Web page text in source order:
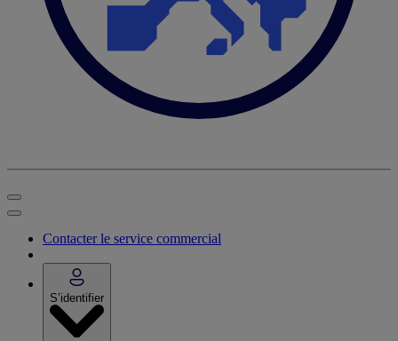
Contacter le service commercial
S’identifier